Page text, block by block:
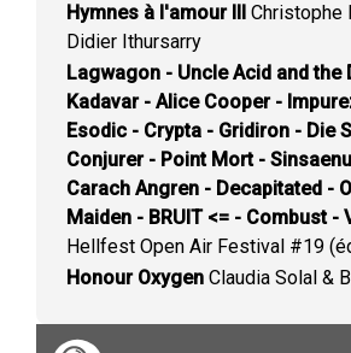
Hymnes à l'amour III
Christophe
Didier Ithursarry
Lagwagon - Uncle Acid and the
Kadavar - Alice Cooper -
Esodic - Crypta - Gridiron - Die
Conjurer - Point Mort -
Carach Angren - Decapitated -
Maiden - BRUIT <= - Combust -
Hellfest Open Air Festival #19
Honour Oxygen Claudia Solal &